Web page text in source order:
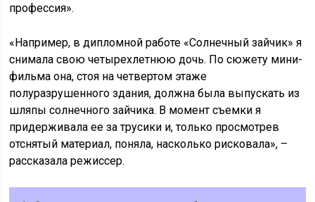
профессия».
«Например, в дипломной работе «Солнечный зайчик» я
снимала свою четырехлетнюю дочь. По сюжету мини-
фильма она, стоя на четвертом этаже
полуразрушенного здания, должна была выпускать из
шляпы солнечного зайчика. В момент съемки я
придерживала ее за трусики и, только просмотрев
отснятый материал, поняла, насколько рисковала», –
рассказала режиссер.